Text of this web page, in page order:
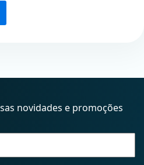
novidades e promoções